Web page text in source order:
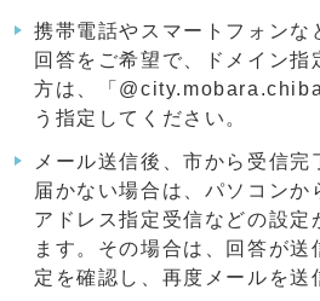
携帯電話やスマートフォンな
回答をご希望で、ドメイン指
方は、「
う指定してください。
メール送信後、市から受信完
届かない場合は、パソコンか
アドレス指定受信などの設定
ます。その場合は、回答が送
定を確認し、再度メールを送